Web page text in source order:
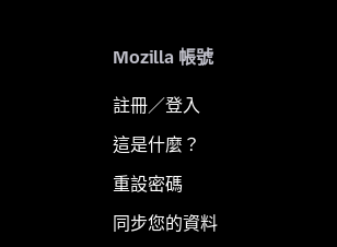
Mozilla 帳號
註冊／登入
這是什麼？
重設密碼
同步您的資料